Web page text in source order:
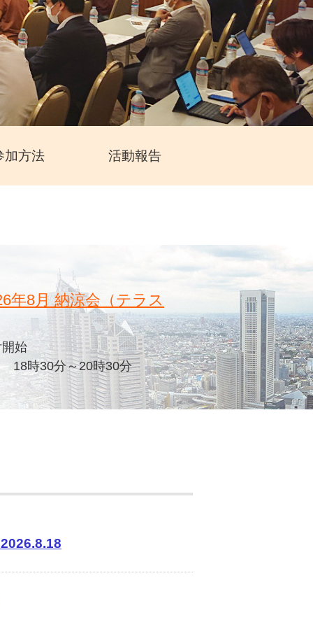
加方法 活動報告
8月 納涼会（テラス
始
18時30分～20時30分